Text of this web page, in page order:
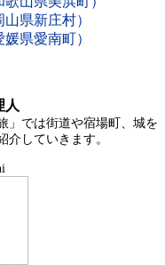
県新庄村）
県愛南町）
人
」では街道や宿場町、城を
介していきます。